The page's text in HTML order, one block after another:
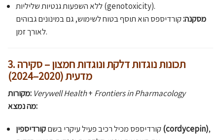
ללא השפעות גנטיות שליליות (genotoxicity).
מסקנה:קורדיספס הוא תוסף בטוח לשימוש, גם במינונים גבוהים
לאורך זמן.
3. תכונות נוגדות דלקת ונוגדות חמצון – סקירה
מדעית (2020–2024)
מקורות: Verywell Health+ Frontiers in Pharmacology
מה נמצא:
קורדיספס מכיל רכיב פעיל עיקרי בשםקורדיספין (cordycepin),